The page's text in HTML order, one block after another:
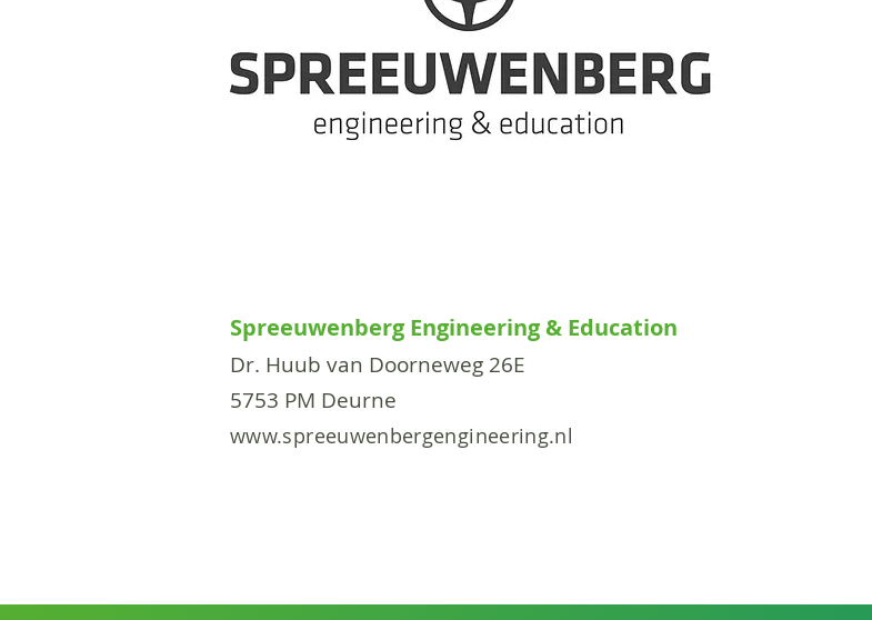
Spreeuwenberg Engineering & Education
Dr. Huub van Doorneweg 26E
5753 PM Deurne
www.spreeuwenbergengineering.nl